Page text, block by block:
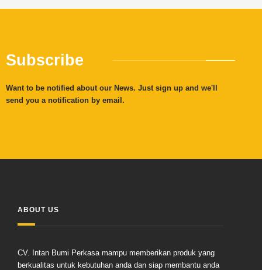
Subscribe
Want to be notified about our News. Just sign up and we'll
send you a notification by email.
ABOUT US
CV. Intan Bumi Perkasa mampu memberikan produk yang
berkualitas untuk kebutuhan anda dan siap membantu anda